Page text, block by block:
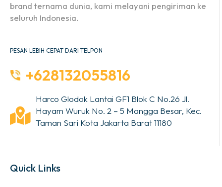
brand ternama dunia, kami melayani pengiriman ke
seluruh Indonesia.
PESAN LEBIH CEPAT DARI TELPON
+628132055816
Harco Glodok Lantai GF1 Blok C No.26 Jl.
Hayam Wuruk No. 2 – 5 Mangga Besar, Kec.
Taman Sari Kota Jakarta Barat 11180
Quick Links